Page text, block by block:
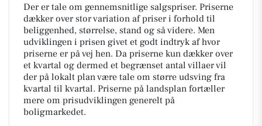
Der er tale om gennemsnitlige salgspriser. Priserne
dækker over stor variation af priser i forhold til
beliggenhed, størrelse, stand og så videre. Men
udviklingen i prisen givet et godt indtryk af hvor
priserne er på vej hen. Da priserne kun dækker over
et kvartal og dermed et begrænset antal villaer vil
der på lokalt plan være tale om større udsving fra
kvartal til kvartal. Priserne på landsplan fortæller
mere om prisudviklingen generelt på
boligmarkedet.